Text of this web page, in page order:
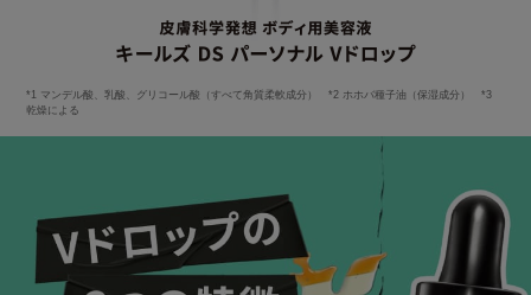
*1 マンデル酸、乳酸、グリコール酸（すべて角質柔軟成分） *2 ホホバ種子油（保湿成分） *3
乾燥による